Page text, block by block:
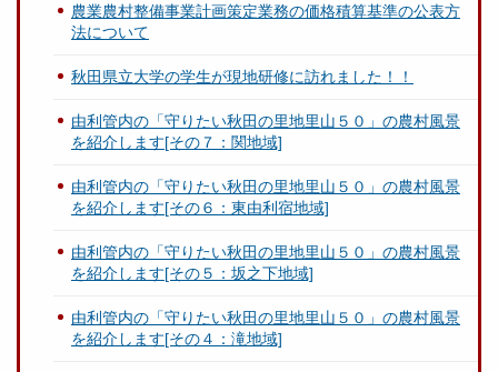
農業農村整備事業計画策定業務の価格積算基準の公表方
法について
秋田県立大学の学生が現地研修に訪れました！！
由利管内の「守りたい秋田の里地里山５０」の農村風景
を紹介します[その７：関地域]
由利管内の「守りたい秋田の里地里山５０」の農村風景
を紹介します[その６：東由利宿地域]
由利管内の「守りたい秋田の里地里山５０」の農村風景
を紹介します[その５：坂之下地域]
由利管内の「守りたい秋田の里地里山５０」の農村風景
を紹介します[その４：滝地域]